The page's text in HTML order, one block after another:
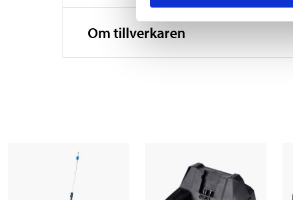
Om tillverkaren